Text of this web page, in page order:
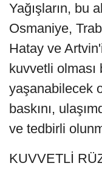
Yağışların, bu
Osmaniye,
Hatay ve
kuvvetli
yaşanabilecek
baskını,
ve tedbirli
KUVVETLİ